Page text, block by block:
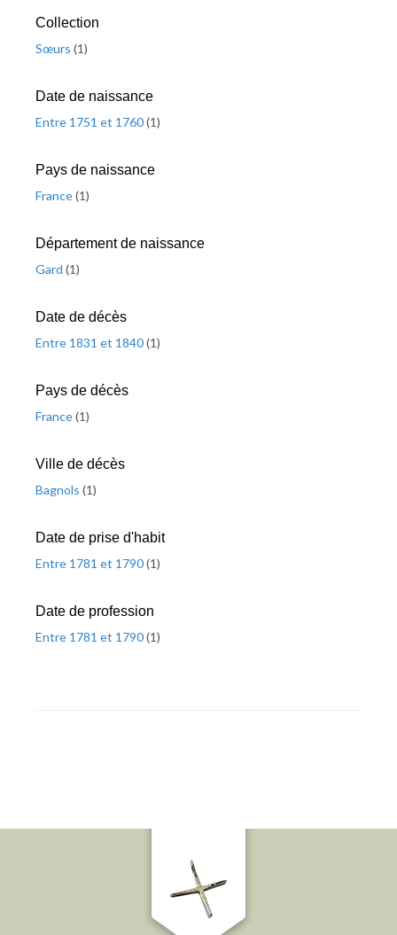
Collection
Sœurs (1)
Date de naissance
Entre 1751 et 1760(1)
Pays de naissance
France(1)
Département de naissance
Gard (1)
Date de décès
Entre 1831 et 1840(1)
Pays de décès
France(1)
Ville de décès
Bagnols (1)
Date de prise d'habit
Entre 1781 et 1790(1)
Date de profession
Entre 1781 et 1790(1)